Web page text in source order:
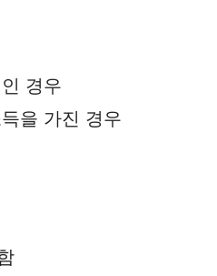
경우
을 가진 경우